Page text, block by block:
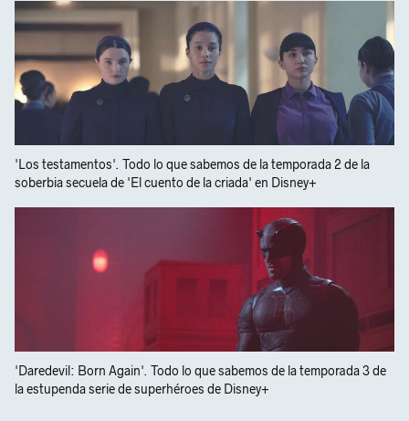
'Los testamentos'. Todo lo que sabemos de la temporada 2 de la
soberbia secuela de 'El cuento de la criada' en Disney+
'Daredevil: Born Again'. Todo lo que sabemos de la temporada 3 de
la estupenda serie de superhéroes de Disney+